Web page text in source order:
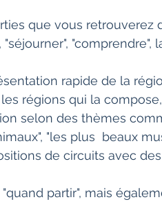
"comprendre",
régions qui la
selon des thèmes
"les plus  beaux
de circuits avec
partir", mais